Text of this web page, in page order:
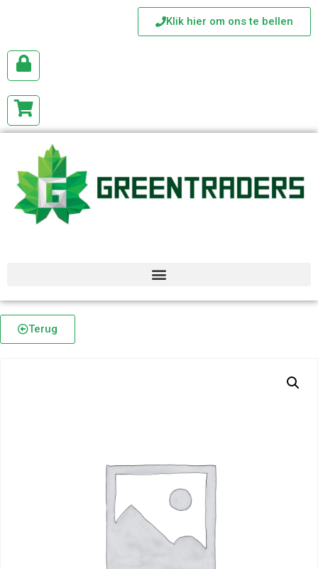
Klik hier om ons te bellen
Terug